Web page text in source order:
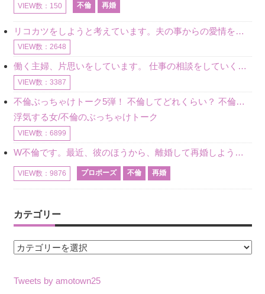
VIEW数：150 不倫 再婚
リコカツをしようと考えています。夫の事からの愛情を全く感じません。子供がいるので、子供が成長するまではと我慢しています。 まず、お金が必要だと考え、仕事の量も増やしました。ところが、夫は働かず、結局は
VIEW数：2648
働く主婦、片思いをしています。 仕事の相談をしていくうちに、彼のことを好きになりました。私には夫も子供もいます。不倫をしているわけでもなく、もちろん、この気持ちは誰にも話していません。 ラインをする関
VIEW数：3387
不倫ぶっちゃけトーク5弾！ 不倫してどれくらい？ 不倫のあれこれを、なんでもどうぞ♪♪
浮気する女/不倫のぶっちゃけトーク
VIEW数：6899
W不倫です。最近、彼のほうから、離婚して再婚しよう、と言ってきました。ハッキリいうと、そこまでは考えていませんでした。彼を好きな気持ちはあるし、彼なしの生活は考えられません。だけど、離婚して再婚すると
VIEW数：9876 プロポーズ 不倫 再婚
カテゴリー
カ
ゴ
Tweets by amotown25